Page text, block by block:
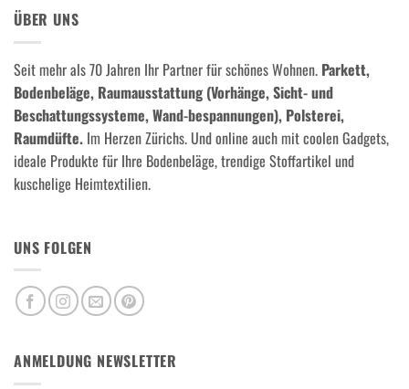
ÜBER UNS
Seit mehr als 70 Jahren Ihr Partner für schönes Wohnen. Parkett,
Bodenbeläge, Raumausstattung (Vorhänge, Sicht- und
Beschattungssysteme, Wand-bespannungen), Polsterei,
Raumdüfte. Im Herzen Zürichs. Und online auch mit coolen Gadgets,
ideale Produkte für Ihre Bodenbeläge, trendige Stoffartikel und
kuschelige Heimtextilien.
UNS FOLGEN
ANMELDUNG NEWSLETTER